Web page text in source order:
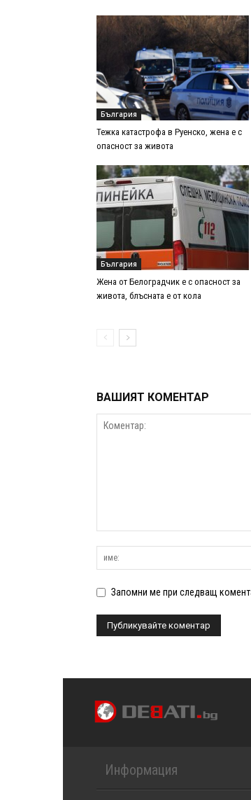
България
Тежка катастрофа в Руенско, жена е с
опасност за живота
България
Жена от Белоградчик е с опасност за
живота, блъсната е от кола
ВАШИЯТ КОМЕНТАР
Запомни ме при следващ
Информация